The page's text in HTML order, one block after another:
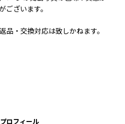
ございます。
・交換対応は致しかねます。
ロフィール